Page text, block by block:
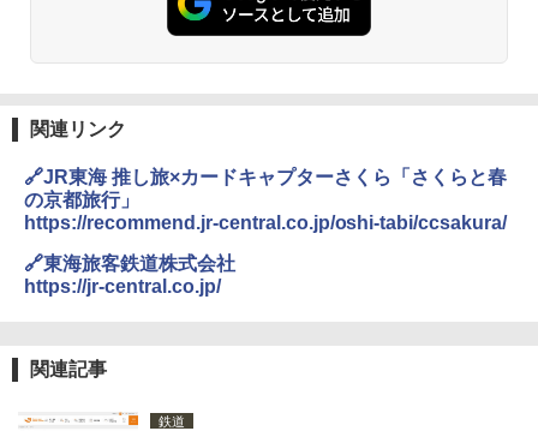
関連リンク
🔗JR東海 推し旅×カードキャプターさくら「さくらと春
の京都旅行」
https://recommend.jr-central.co.jp/oshi-tabi/ccsakura/
🔗東海旅客鉄道株式会社
https://jr-central.co.jp/
関連記事
鉄道